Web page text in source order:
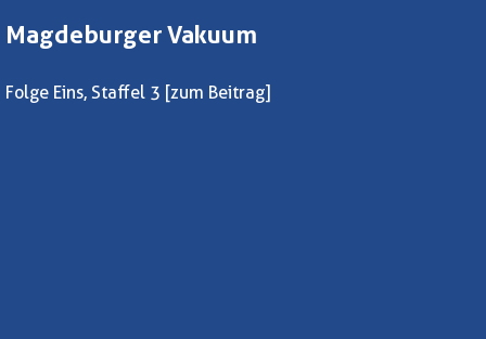
Magdeburger Vakuum
Folge Eins, Staffel 3 [zum Beitrag]